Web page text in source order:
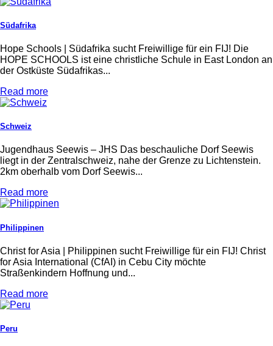
Südafrika
Hope Schools | Südafrika sucht Freiwillige für ein FIJ! Die
HOPE SCHOOLS ist eine christliche Schule in East London an
der Ostküste Südafrikas...
Read more
Schweiz
Jugendhaus Seewis – JHS Das beschauliche Dorf Seewis
liegt in der Zentralschweiz, nahe der Grenze zu Lichtenstein.
2km oberhalb vom Dorf Seewis...
Read more
Philippinen
Christ for Asia | Philippinen sucht Freiwillige für ein FIJ! Christ
for Asia International (CfAI) in Cebu City möchte
Straßenkindern Hoffnung und...
Read more
Peru